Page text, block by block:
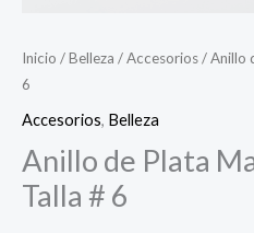
Inicio /Belleza /Accesorios/ Anillo
6
Accesorios, Belleza
Anillo de Plata
Talla # 6